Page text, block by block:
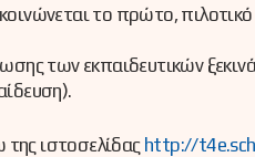
το πρώτο,
των εκπαιδευτικών ξεκινά
της ιστοσελίδας http://